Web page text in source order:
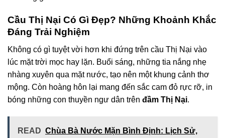
Cầu Thị Nại Có Gì Đẹp? Những Khoảnh Khắc
Đáng Trải Nghiệm
Không có gì tuyệt vời hơn khi đứng trên cầu Thị Nại vào
lúc mặt trời mọc hay lặn. Buổi sáng, những tia nắng nhẹ
nhàng xuyên qua mặt nước, tạo nên một khung cảnh thơ
mộng. Còn hoàng hôn lại mang đến sắc cam đỏ rực rỡ, in
bóng những con thuyền ngư dân trên đầm Thị Nại.
READ Chùa Bà Nước Mặn Bình Định: Lịch Sử,